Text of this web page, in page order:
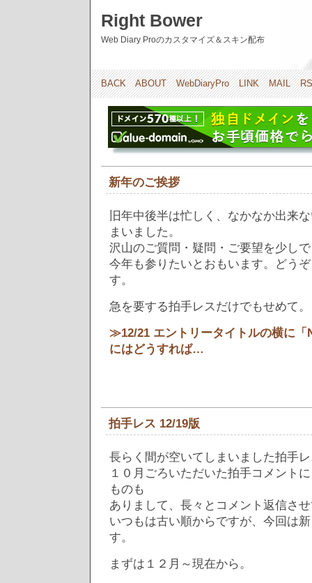
Right Bower
Web Diary Proのカスタマイズ＆スキン配布
BACK ABOUT WebDiaryPro LINK MAIL
新年のご挨拶
旧年中後半は忙しく、なかなか出来
まいました。
沢山のご質問・疑問・ご要望を少し
今年も参りたいとおもいます。どう
す。
急を要する拍手レスだけでもせめて。
≫12/21 エントリータイトルの横に「
にはどうすれば…
拍手レス 12/19版
長らく間が空いてしまいました拍手
１０月ごろいただいた拍手コメント
ものも
ありまして、長々とコメント返信さ
いつもは古い順からですが、今回は
す。
まずは１２月～現在から。